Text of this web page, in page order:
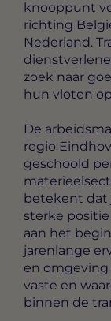
knooppunt
richting
Nederland.
zoek naar
hun vloten
De
regio
geschoold
betekent dat
sterke
aan het
jarenlange
en
vaste en
binnen de